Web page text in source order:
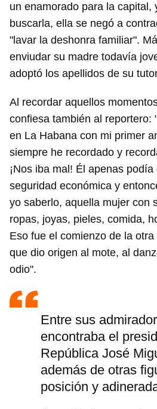
un enamorado para la capital,
buscarla, ella se negó a
"lavar la deshonra familiar".
enviudar su madre todavía
adoptó los apellidos de su
Al recordar aquellos
confiesa también al reportero:
en La Habana con mi primer
siempre he recordado y
¡Nos iba mal! Él apenas
seguridad económica y
yo saberlo, aquella mujer con
ropas, joyas, pieles, comida,
Eso fue el comienzo de la
que dio origen al mote, al
odio".
Entre sus
encontraba el
República José
además de otras
posición y